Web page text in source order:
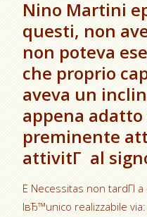
Nino Martini
questi, non
non poteva
che proprio
aveva un
appena
preminente
attivitГ al
E Necessitas non tardГІ
lвЂ™unico realizzabile